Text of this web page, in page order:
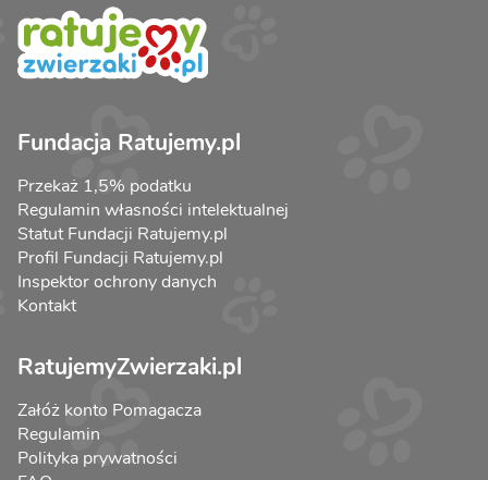
Fundacja Ratujemy.pl
Przekaż 1,5% podatku
Regulamin własności intelektualnej
Statut Fundacji Ratujemy.pl
Profil Fundacji Ratujemy.pl
Inspektor ochrony danych
Kontakt
RatujemyZwierzaki.pl
Załóż konto Pomagacza
Regulamin
Polityka prywatności